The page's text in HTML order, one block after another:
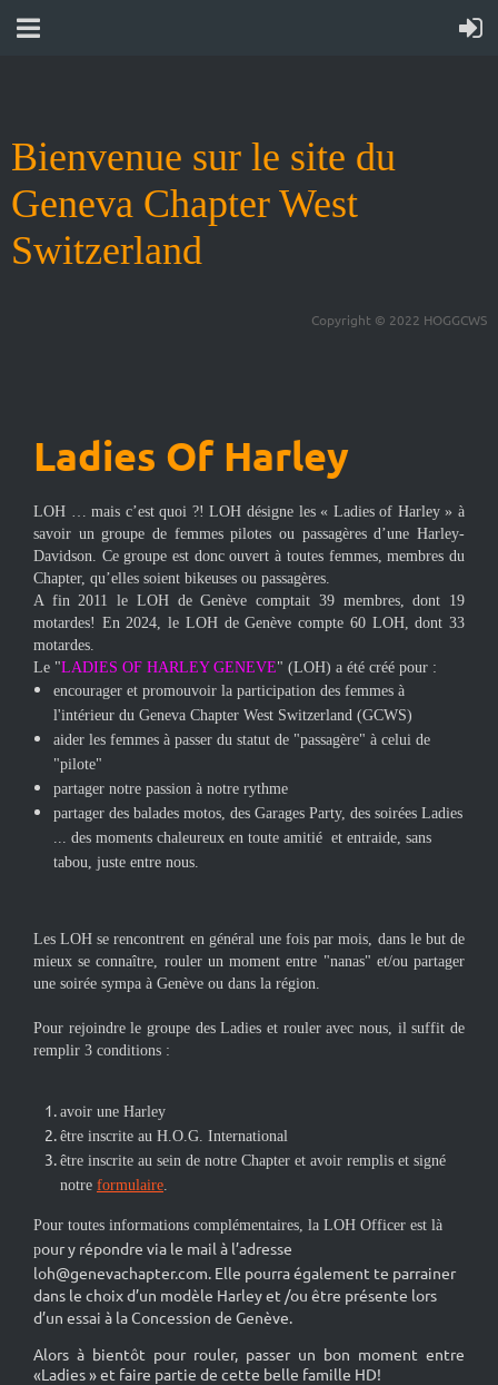
Bienvenue sur le site du
Geneva Chapter West
Switzerland
Copyright © 2022 HOGGCWS
Ladies Of Harley
LOH … mais c’est quoi ?! LOH désigne les « Ladies of Harley » à
savoir un groupe de femmes pilotes ou passagères d’une Harley-
Davidson. Ce groupe est donc ouvert à toutes femmes, membres du
Chapter, qu’elles soient bikeuses ou passagères.
A fin 2011 le LOH de Genève comptait 39 membres, dont 19
motardes! En 2024,le LOH de Genève compte 60 LOH, dont 33
motardes.
Le "LADIES OF HARLEY GENEVE" (LOH) a été créé pour :
encourager et promouvoir la participation des femmes à
l'intérieur du Geneva Chapter West Switzerland (GCWS)
aider les femmes à passer du statut de "passagère" à celui de
"pilote"
partager notre passion à notre rythme
partager des balades motos, des Garages Party, des soirées Ladies
... des moments chaleureux en toute amitié et entraide, sans
tabou, juste entre nous.
Les LOH se rencontrent en général une fois par mois, dans le but de
mieux se connaître, rouler un moment entre "nanas" et/ou partager
une soirée sympa à Genève ou dans la région.
Pour rejoindre le groupe des Ladies et rouler avec nous, il suffit de
remplir 3 conditions :
avoir une Harley
être inscrite au H.O.G. International
être inscrite au sein de notre Chapter et avoir remplis et signé
notre formulaire.
Pour toutes informations complémentaires, la LOH Officer est là
pour y répondre via le mail à l’adresse
loh@genevachapter.com. Elle pourra également te parrainer
dans le choix d’un modèle Harley et /ou être présente lors
d’un essai à la Concession de Genève.
Alors à bientôt pour rouler, passer un bon moment entre
«Ladies » et faire partie de cette belle famille HD!